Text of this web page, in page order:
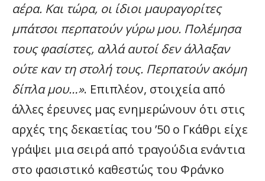
αέρα. Και τώρα, οι ίδιοι μαυραγορίτες
μπάτσοι περπατούν γύρω μου. Πολέμησα
τους φασίστες, αλλά αυτοί δεν άλλαξαν
ούτε καν τη στολή τους. Περπατούν ακόμη
δίπλα μου…». Επιπλέον, στοιχεία από
άλλες έρευνες μας ενημερώνουν ότι στις
αρχές της δεκαετίας του ’50 ο Γκάθρι είχε
γράψει μια σειρά από τραγούδια ενάντια
στο φασιστικό καθεστώς του Φράνκο